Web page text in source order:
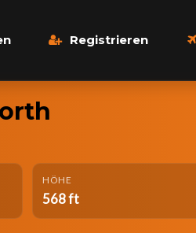
Registrieren
HÖHE
568 ft